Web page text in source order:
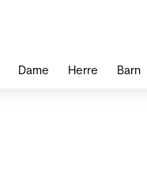
Dame Herre Barn